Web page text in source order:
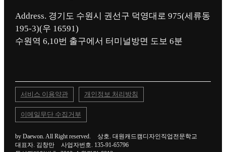
Address. 경기도 수원시 권선구 덕영대로 975(세류동
195-3)(우 16591)
서비스 이용약관 개인정보 처리방침
이메일무단 수집거부
by Daewon. All Right reserved.
상호. 대원캐드캠디자인직업전문학교
대표자. 김창만
사업자번호. 135-91-65796